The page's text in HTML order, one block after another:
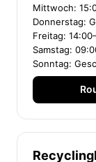
Mittwoch:
Donnerstag:
Freitag:
Samstag:
Sonntag: